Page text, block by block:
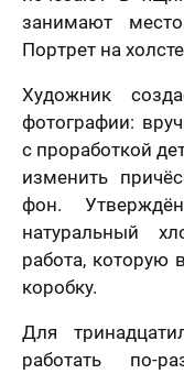
занимают
Портрет на
Художник
фотографии:
с проработкой
изменить
фон.
натуральный
работа, которую
коробку.
Для
работать по-